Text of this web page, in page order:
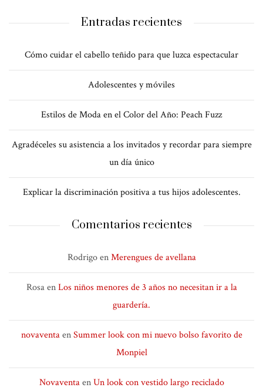
Entradas recientes
Cómo cuidar el cabello teñido para que luzca espectacular
Adolescentes y móviles
Estilos de Moda en el Color del Año: Peach Fuzz
Agradéceles su asistencia a los invitados y recordar para siempre
un día único
Explicar la discriminación positiva a tus hijos adolescentes.
Comentarios recientes
RodrigoenMerengues de avellana
RosaenLos niños menores de 3 años no necesitan ir a la
guardería.
novaventaenSummer look con mi nuevo bolso favorito de
Monpiel
NovaventaenUn look con vestido largo reciclado